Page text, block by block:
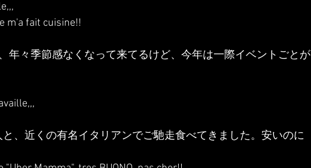
m'a fait cuisine!!
年々季節感なくなって来てるけど、今年は一際イベントごとが
、近くの有名イタリアンでご馳走食べてきました。安いのに